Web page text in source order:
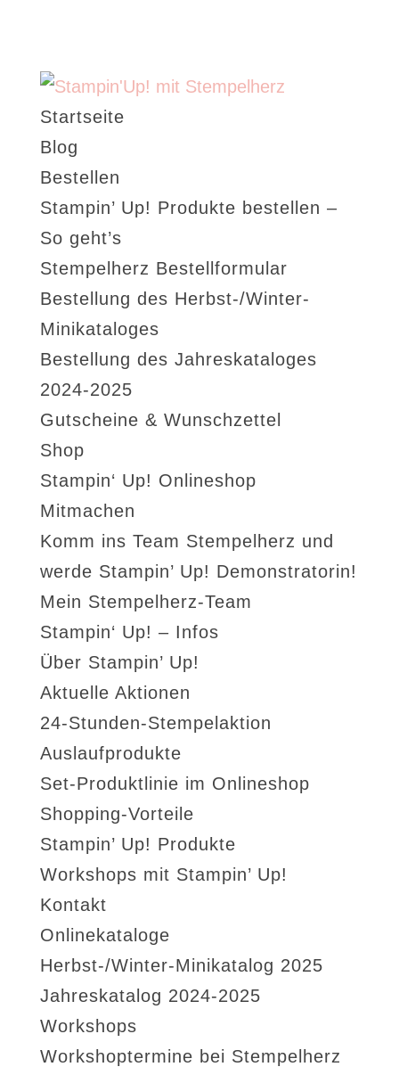
Startseite
Blog
Bestellen
Stampin’ Up! Produkte bestellen –
So geht’s
Stempelherz Bestellformular
Bestellung des Herbst-/Winter-
Minikataloges
Bestellung des Jahreskataloges
2024-2025
Gutscheine & Wunschzettel
Shop
Stampin‘ Up! Onlineshop
Mitmachen
Komm ins Team Stempelherz und
werde Stampin’ Up! Demonstratorin!
Mein Stempelherz-Team
Stampin‘ Up! – Infos
Über Stampin’ Up!
Aktuelle Aktionen
24-Stunden-Stempelaktion
Auslaufprodukte
Set-Produktlinie im Onlineshop
Shopping-Vorteile
Stampin’ Up! Produkte
Workshops mit Stampin’ Up!
Kontakt
Onlinekataloge
Herbst-/Winter-Minikatalog 2025
Jahreskatalog 2024-2025
Workshops
Workshoptermine bei Stempelherz